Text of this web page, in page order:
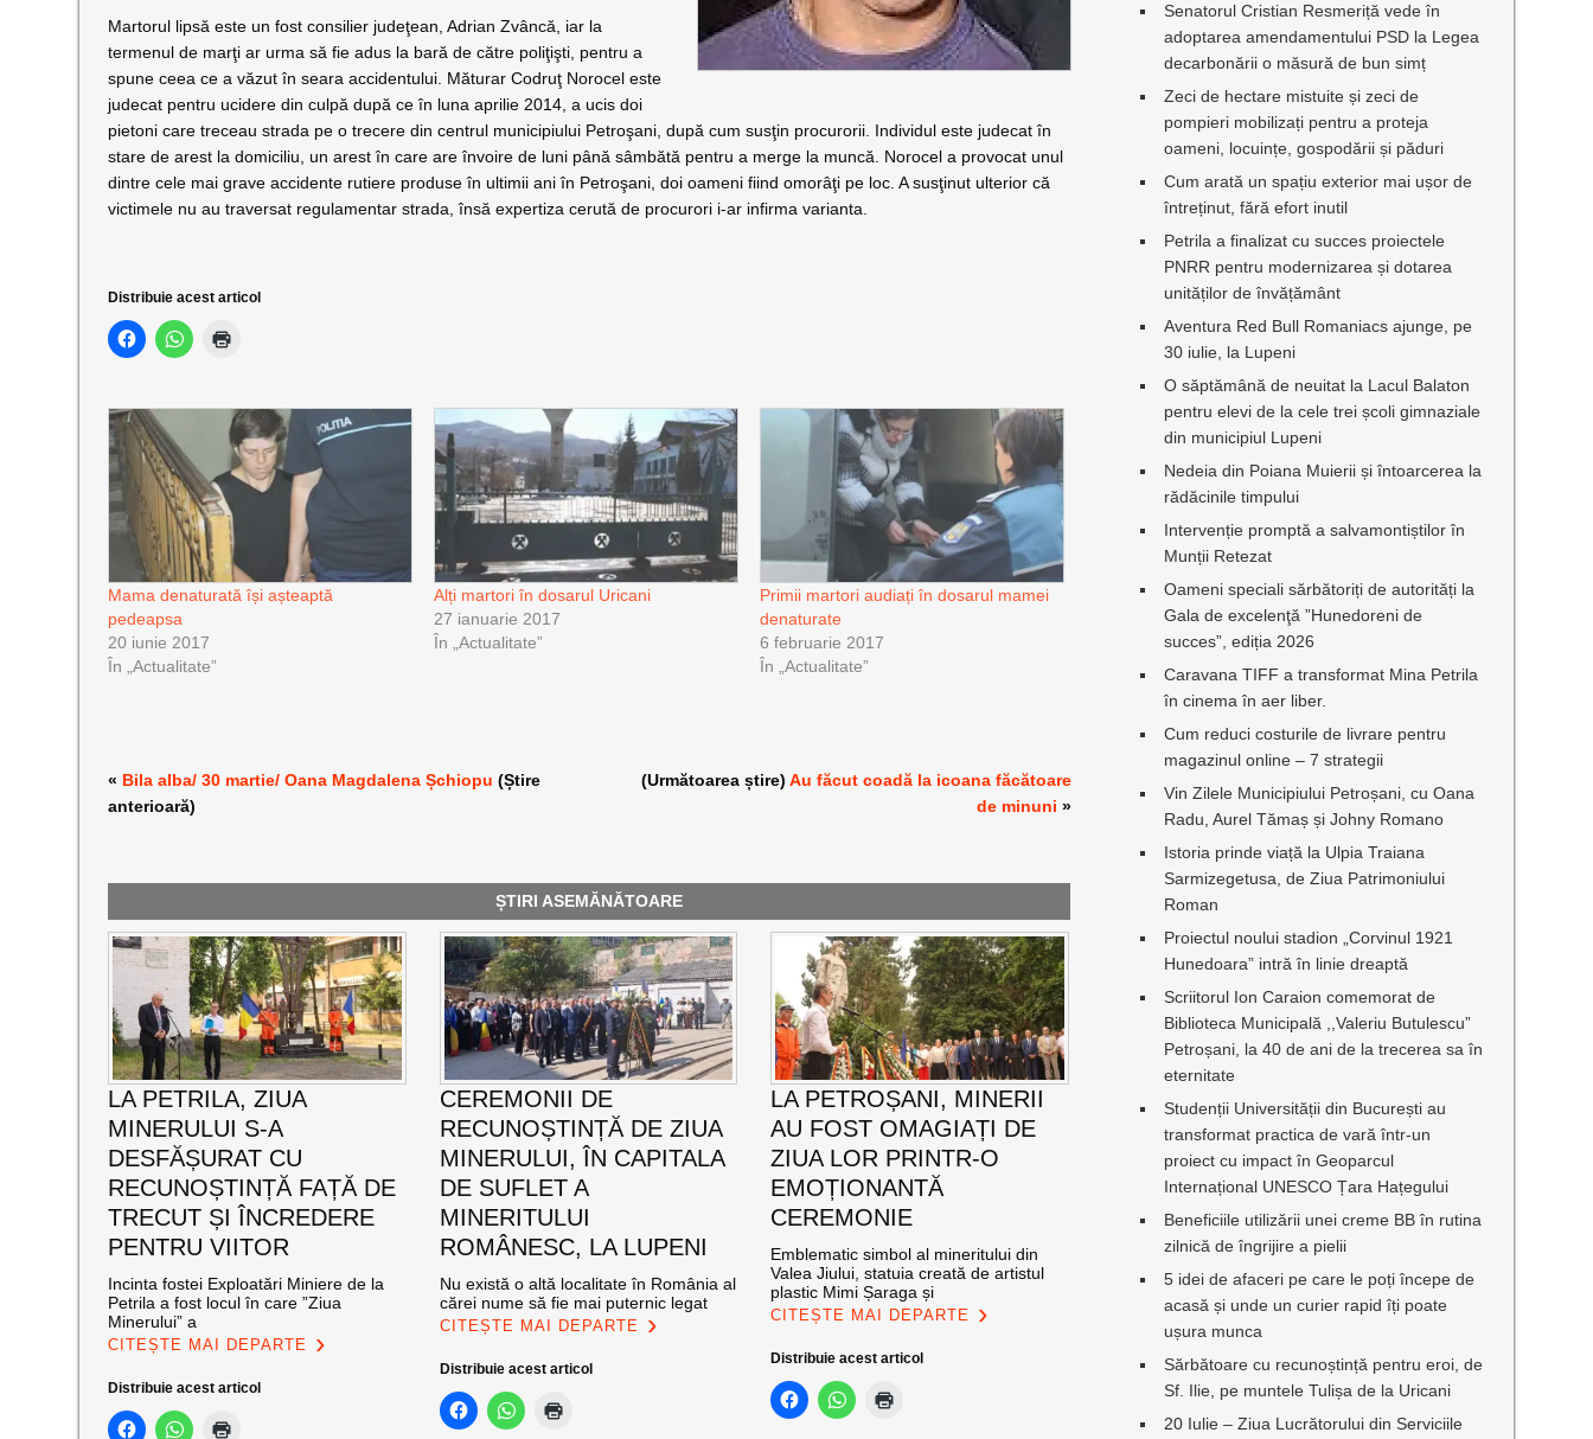
Martorul lipsă este un fost consilier judeţean, Adrian Zvâncă, iar la
termenul de marţi ar urma să fie adus la bară de către poliţişti, pentru a
spune ceea ce a văzut în seara accidentului. Măturar Codruţ Norocel este
judecat pentru ucidere din culpă după ce în luna aprilie 2014, a ucis doi
pietoni care treceau strada pe o trecere din centrul municipiului Petroşani, după cum susţin procurorii. Individul este judecat în
stare de arest la domiciliu, un arest în care are învoire de luni până sâmbătă pentru a merge la muncă. Norocel a provocat unul
dintre cele mai grave accidente rutiere produse în ultimii ani în Petroşani, doi oameni fiind omorâţi pe loc. A susţinut ulterior că
victimele nu au traversat regulamentar strada, însă expertiza cerută de procurori i-ar infirma varianta.
Distribuie acest articol
Mama denaturată își așteaptă
pedeapsa
20 iunie 2017
În „Actualitate”
Alți martori în dosarul Uricani
27 ianuarie 2017
În „Actualitate”
Primii martori audiați în dosarul mamei
denaturate
6 februarie 2017
În „Actualitate”
« Bila alba/ 30 martie/ Oana Magdalena Șchiopu (Știre
anterioară)
(Următoarea știre)Au făcut coadă la icoana făcătoare
de minuni »
ȘTIRI ASEMĂNĂTOARE
LA PETRILA, ZIUA
MINERULUI S-A
DESFĂȘURAT CU
RECUNOȘTINȚĂ FAȚĂ DE
TRECUT ȘI ÎNCREDERE
PENTRU VIITOR
Incinta fostei Exploatări Miniere de la
Petrila a fost locul în care ”Ziua
Minerului” a
CITEȘTE MAI DEPARTE
Distribuie acest articol
CEREMONII DE
RECUNOȘTINȚĂ DE ZIUA
MINERULUI, ÎN CAPITALA
DE SUFLET A
MINERITULUI
ROMÂNESC, LA LUPENI
Nu există o altă localitate în România al
cărei nume să fie mai puternic legat
CITEȘTE MAI DEPARTE
Distribuie acest articol
LA PETROȘANI, MINERII
AU FOST OMAGIAȚI DE
ZIUA LOR PRINTR-O
EMOȚIONANTĂ
CEREMONIE
Emblematic simbol al mineritului din
Valea Jiului, statuia creată de artistul
plastic Mimi Șaraga și
CITEȘTE MAI DEPARTE
Distribuie acest articol
Senatorul Cristian Resmeriță vede în
adoptarea amendamentului PSD la Legea
decarbonării o măsură de bun simț
Zeci de hectare mistuite și zeci de
pompieri mobilizați pentru a proteja
oameni, locuințe, gospodării și păduri
Cum arată un spațiu exterior mai ușor de
întreținut, fără efort inutil
Petrila a finalizat cu succes proiectele
PNRR pentru modernizarea și dotarea
unităților de învățământ
Aventura Red Bull Romaniacs ajunge, pe
30 iulie, la Lupeni
O săptămână de neuitat la Lacul Balaton
pentru elevi de la cele trei școli gimnaziale
din municipiul Lupeni
Nedeia din Poiana Muierii și întoarcerea la
rădăcinile timpului
Intervenție promptă a salvamontiștilor în
Munții Retezat
Oameni speciali sărbătoriți de autorități la
Gala de excelenţă ”Hunedoreni de
succes”, ediția 2026
Caravana TIFF a transformat Mina Petrila
în cinema în aer liber.
Cum reduci costurile de livrare pentru
magazinul online – 7 strategii
Vin Zilele Municipiului Petroșani, cu Oana
Radu, Aurel Tămaș și Johny Romano
Istoria prinde viață la Ulpia Traiana
Sarmizegetusa, de Ziua Patrimoniului
Roman
Proiectul noului stadion „Corvinul 1921
Hunedoara” intră în linie dreaptă
Scriitorul Ion Caraion comemorat de
Biblioteca Municipală ,,Valeriu Butulescu”
Petroșani, la 40 de ani de la trecerea sa în
eternitate
Studenții Universității din București au
transformat practica de vară într-un
proiect cu impact în Geoparcul
Internațional UNESCO Țara Hațegului
Beneficiile utilizării unei creme BB în rutina
zilnică de îngrijire a pielii
5 idei de afaceri pe care le poți începe de
acasă și unde un curier rapid îți poate
ușura munca
Sărbătoare cu recunoștință pentru eroi, de
Sf. Ilie, pe muntele Tulișa de la Uricani
20 Iulie – Ziua Lucrătorului din Serviciile